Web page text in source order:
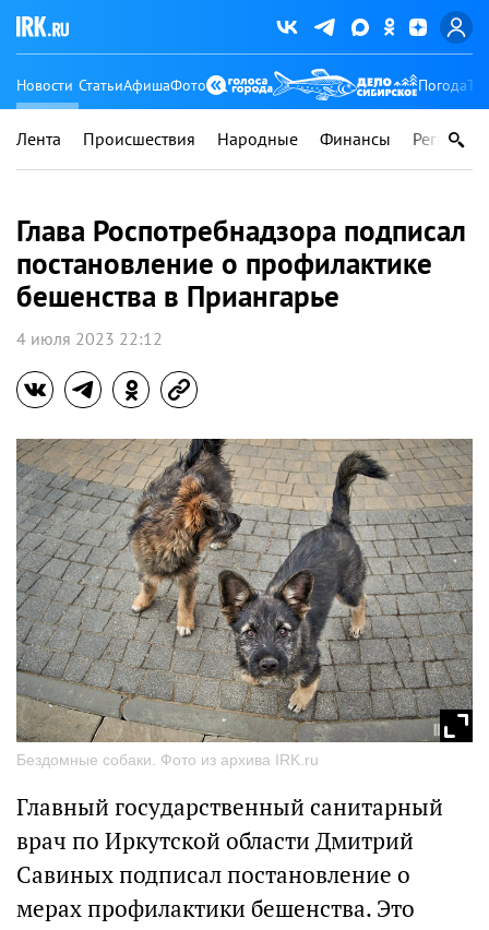
Новости СтатьиАфишаФото Погода
Лента Происшествия Народные Финансы Регионы
Глава Роспотребнадзора подписал
постановление о профилактике
бешенства в Приангарье
4 июля 2023 22:12
Бездомные собаки. Фото из архива IRK.ru
Главный государственный санитарный
врач по Иркутской области Дмитрий
Савиных подписал постановление о
мерах профилактики бешенства. Это